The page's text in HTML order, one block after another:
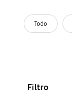
Todo
Filtro